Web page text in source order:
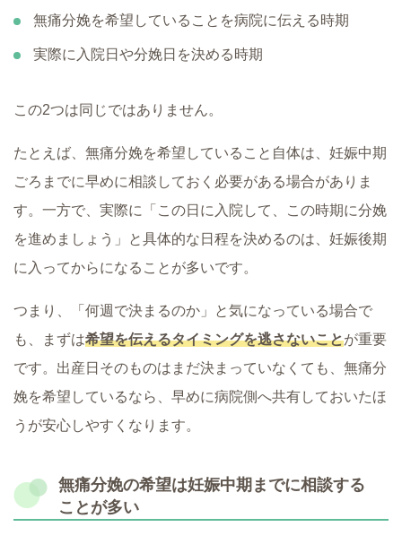
無痛分娩を希望していることを病院に伝える時期
実際に入院日や分娩日を決める時期
この2つは同じではありません。
たとえば、無痛分娩を希望していること自体は、妊娠中期
ごろまでに早めに相談しておく必要がある場合がありま
す。一方で、実際に「この日に入院して、この時期に分娩
を進めましょう」と具体的な日程を決めるのは、妊娠後期
に入ってからになることが多いです。
つまり、「何週で決まるのか」と気になっている場合で
も、まずは希望を伝えるタイミングを逃さないことが重要
です。出産日そのものはまだ決まっていなくても、無痛分
娩を希望しているなら、早めに病院側へ共有しておいたほ
うが安心しやすくなります。
無痛分娩の希望は妊娠中期までに相談する
ことが多い